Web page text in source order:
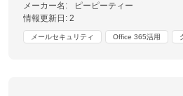
メーカー名:
ピーピーティー
情報更新日:2
メールセキュリティ Office 365活用